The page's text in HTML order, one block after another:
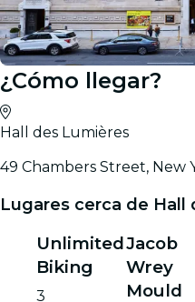
¿Cómo llegar?
Hall des Lumières
49 Chambers Street, New
Lugares cerca de Hall
Unlimited
Biking
3
Jacob
Wrey
Mould